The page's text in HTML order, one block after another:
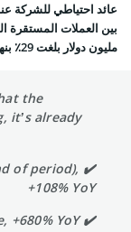
مليون دولار بلغت 29٪ بنهاية الربع.
the
it’s already
of period),
+108% YoY
✔️ $9.6T in onchain transaction volume, +680% YoY